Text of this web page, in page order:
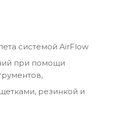
системой AirFlow
при помощи
резинкой и